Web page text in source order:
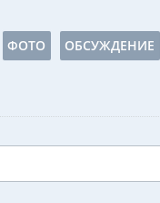
ФОТО ОБСУЖДЕНИЕ